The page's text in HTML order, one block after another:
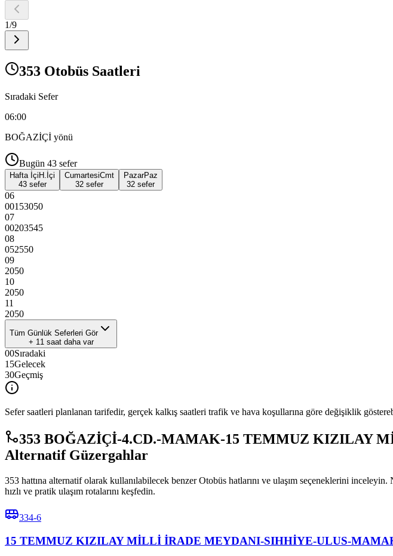
1/9
353 Otobüs Saatleri
Sıradaki Sefer
06:00
BOĞAZİÇİ yönü
Bugün 43 sefer
Hafta İçi H.İçi
43 sefer
CumartesiCmt
32 sefer
PazarPaz
32 sefer
06
00153050
07
00203545
08
052550
09
2050
10
2050
11
2050
Tüm Günlük Seferleri Gör
+ 11saat daha var
00Sıradaki
15Gelecek
30Geçmiş
Sefer saatleri planlanan tarifedir, gerçek kalkış saatleri trafik ve hava koşullarına göre değişiklik
353 BOĞAZİÇİ-4.CD.-MAMAK-15 TEMMUZ KIZILAY
Alternatif Güzergahlar
353 hattına alternatif olarak kullanılabilecek benzer Otobüs hatlarını ve ulaşım seçeneklerini
hızlı ve pratik ulaşım rotalarını keşfedin.
334-6
15 TEMMUZ KIZILAY MİLLİ İRADE MEYDANI-SIHHİYE-ULUS-